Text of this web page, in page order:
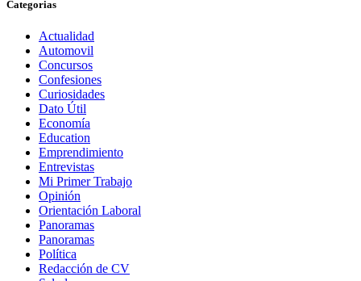
Categorias
Actualidad
Automovil
Concursos
Confesiones
Curiosidades
Dato Útil
Economía
Education
Emprendimiento
Entrevistas
Mi Primer Trabajo
Opinión
Orientación Laboral
Panoramas
Panoramas
Política
Redacción de CV